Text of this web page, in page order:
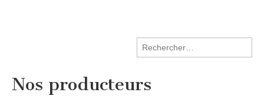
Rechercher :
Nos producteurs